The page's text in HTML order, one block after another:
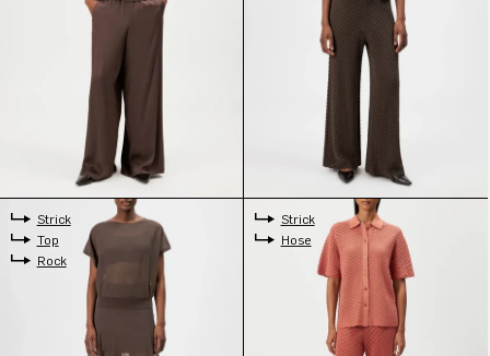
Strick
Top
Rock
Strick
Hose